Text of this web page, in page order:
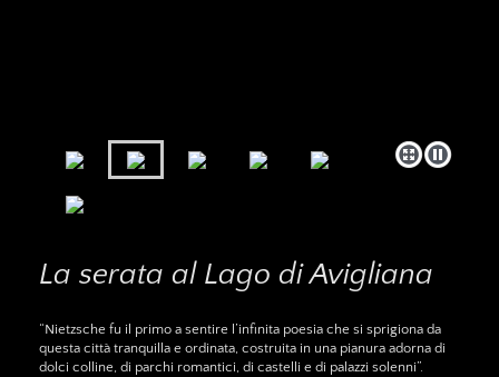
La serata al Lago di Avigliana
“Nietzsche fu il primo a sentire l’infinita poesia che si sprigiona da
questa città tranquilla e ordinata, costruita in una pianura adorna di
dolci colline, di parchi romantici, di castelli e di palazzi solenni”.